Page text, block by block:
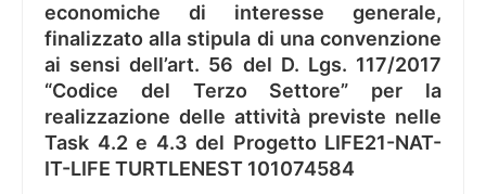
economiche di interesse generale,
finalizzato alla stipula di una convenzione
ai sensi dell’art. 56 del D. Lgs. 117/2017
“Codice del Terzo Settore” per la
realizzazione delle attività previste nelle
Task 4.2 e 4.3 del Progetto LIFE21-NAT-
IT-LIFE TURTLENEST 101074584